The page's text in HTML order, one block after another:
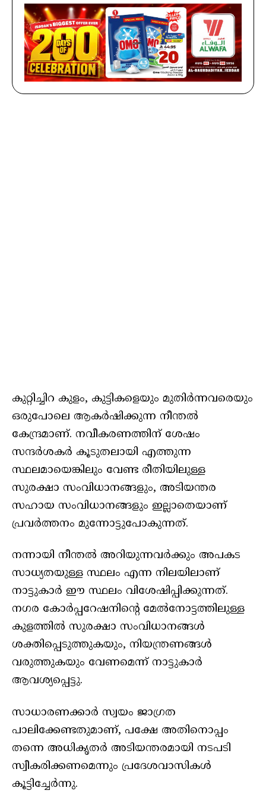
കുറ്റിച്ചിറ കുളം, കുട്ടികളെയും മുതിർന്നവരെയും
ഒരുപോലെ ആകർഷിക്കുന്ന നീന്തൽ
കേന്ദ്രമാണ്. നവീകരണത്തിന് ശേഷം
സന്ദർശകർ കൂടുതലായി എത്തുന്ന
സ്ഥലമായെങ്കിലും വേണ്ട രീതിയിലുള്ള
സുരക്ഷാ സംവിധാനങ്ങളും, അടിയന്തര
സഹായ സംവിധാനങ്ങളും ഇല്ലാതെയാണ്
പ്രവർത്തനം മുന്നോട്ടുപോകുന്നത്.
നന്നായി നീന്തൽ അറിയുന്നവർക്കും അപകട
സാധ്യതയുള്ള സ്ഥലം എന്ന നിലയിലാണ്
നാട്ടുകാർ ഈ സ്ഥലം വിശേഷിപ്പിക്കുന്നത്.
നഗര കോർപ്പറേഷനിന്റെ മേൽനോട്ടത്തിലുള്ള
കുളത്തിൽ സുരക്ഷാ സംവിധാനങ്ങൾ
ശക്തിപ്പെടുത്തുകയും, നിയന്ത്രണങ്ങൾ
വരുത്തുകയും വേണമെന്ന് നാട്ടുകാർ
ആവശ്യപ്പെട്ടു.
സാധാരണക്കാർ സ്വയം ജാഗ്രത
പാലിക്കേണ്ടതുമാണ്, പക്ഷേ അതിനൊപ്പം
തന്നെ അധികൃതർ അടിയന്തരമായി നടപടി
സ്വീകരിക്കണമെന്നും പ്രദേശവാസികൾ
കൂട്ടിച്ചേർന്നു.